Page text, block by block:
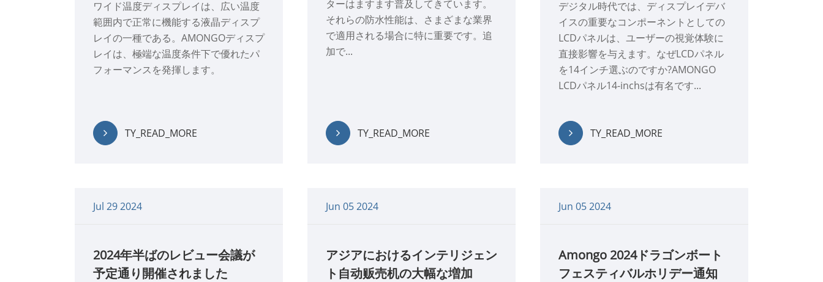
ワイド温度ディスプレイは、広い温度
範囲内で正常に機能する液晶ディスプ
レイの一種である。AMONGOディスプ
レイは、極端な温度条件下で優れたパ
フォーマンスを発揮します。
TY_READ_MORE
ターはますます普及してきています。
それらの防水性能は、さまざまな業界
で適用される場合に特に重要です。追
加で...
TY_READ_MORE
デジタル時代では、ディスプレイデバ
イスの重要なコンポーネントとしての
LCDパネルは、ユーザーの視覚体験に
直接影響を与えます。なぜLCDパネル
を14インチ選ぶのですか?AMONGO
LCDパネル14-inchsは有名です...
TY_READ_MORE
Jul 29 2024
2024年半ばのレビュー会議が
予定通り開催されました
Jun 05 2024
アジアにおけるインテリジェン
ト自动贩売机の大幅な増加
Jun 05 2024
Amongo 2024ドラゴンボート
フェスティバルホリデー通知